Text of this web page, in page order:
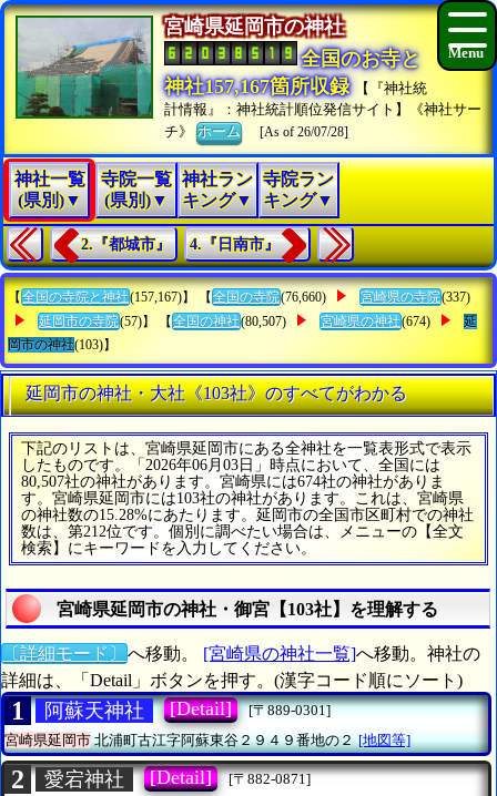
宮崎県延岡市の神社
全国のお寺と
神社157,167箇所収録
【『神社統
計情報』：神社統計順位発信サイト】《神社サー
チ》ホーム [As of 26/07/28]
神社一覧
(県別)▼
寺院一覧
(県別)▼
神社ラン
キング▼
寺院ラン
キング▼
2.『都城市』 4.『日南市』
【 全国の寺院と神社(157,167)】 【 全国の寺院(76,660) 宮崎県の寺院(337)
延岡市の寺院(57)】 【 全国の神社(80,507) 宮崎県の神社(674)
延
岡市の神社(103)】
延岡市の神社・大社《103社》のすべてがわかる
下記のリストは、宮崎県延岡市にある全神社を一覧表形式で表示
したものです。「2026年06月03日」時点において、全国には
80,507社の神社があります。宮崎県には674社の神社がありま
す。宮崎県延岡市には103社の神社があります。これは、宮崎県
の神社数の15.28%にあたります。延岡市の全国市区町村での神社
数は、第212位です。個別に調べたい場合は、メニューの【全文
検索】にキーワードを入力してください。
宮崎県延岡市の神社・御宮【103社】を理解する
〔詳細モード〕 へ移動。 [宮崎県の神社一覧]へ移動。神社の
詳細は、「Detail」ボタンを押す。(漢字コード順にソート)
1 阿蘇天神社 [Detail]
[〒889-0301]
宮崎県延岡市北浦町古江字阿蘇東谷２９４９番地の２ [地図等]
2 愛宕神社 [Detail]
[〒882-0871]